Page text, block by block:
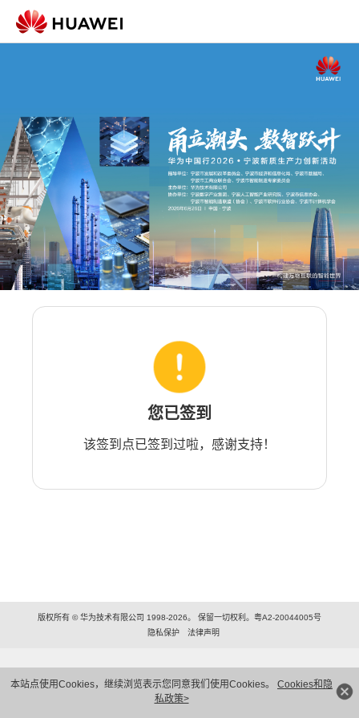
本站点使用Cookies，继续浏览表示您同意我们使用Cookies。 Cookies和隐
私政策>
您已签到
该签到点已签到过啦，感谢支持！
版权所有 © 华为技术有限公司 1998-2026。 保留一切权利。粤A2-20044005号
隐私保护
法律声明